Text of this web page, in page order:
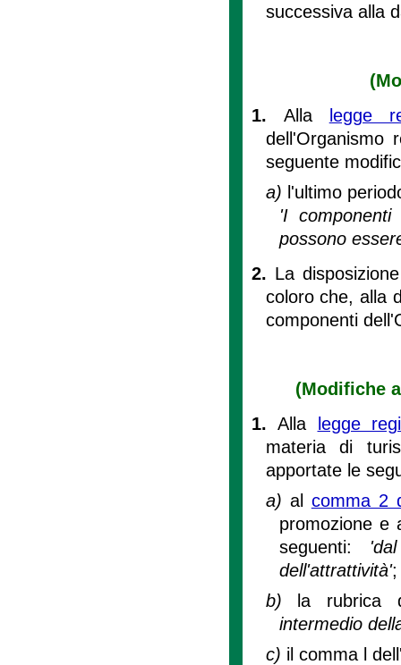
successiva alla
1. Alla
legge
dell'Organismo
seguente
a) l'ultimo
'I
possono
2. La
coloro che, alla
componenti
(Modifiche
1.Alla
legge
materia di
apportate le
a) al comma 2
promozione e
seguenti:
dell'attrattività';
b)
la rubrica
intermedio
c) il comma l